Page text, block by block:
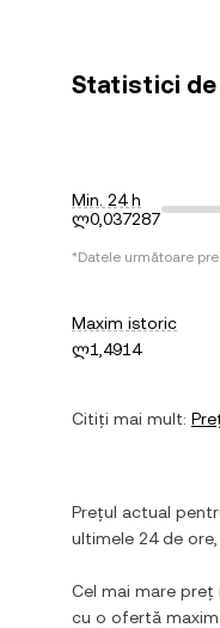
Statistici de
Min. 24 h
ლ0,037287
*Datele următoare
Maxim istoric
ლ1,4914
Citiți mai mult:
Prețul actual
ultimele 24 de ore,
Cel mai mare
cu o ofertă